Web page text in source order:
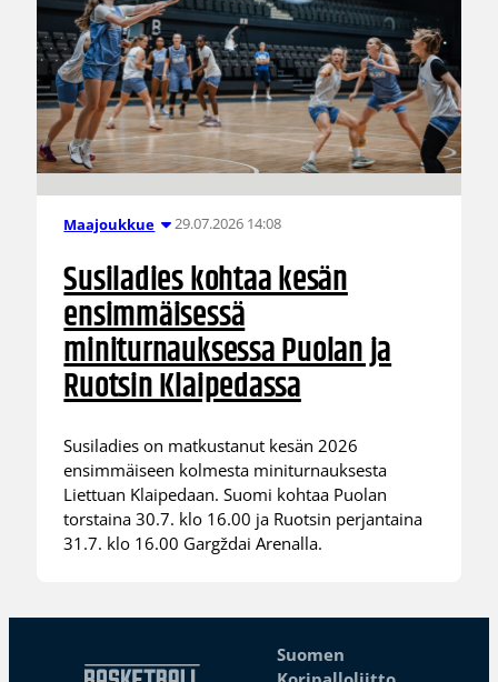
Maajoukkue 29.07.2026 14:08
Susiladies kohtaa kesän
ensimmäisessä
miniturnauksessa Puolan ja
Ruotsin Klaipedassa
Susiladies on matkustanut kesän 2026
ensimmäiseen kolmesta miniturnauksesta
Liettuan Klaipedaan. Suomi kohtaa Puolan
torstaina 30.7. klo 16.00 ja Ruotsin perjantaina
31.7. klo 16.00 Gargždai Arenalla.
Suomen